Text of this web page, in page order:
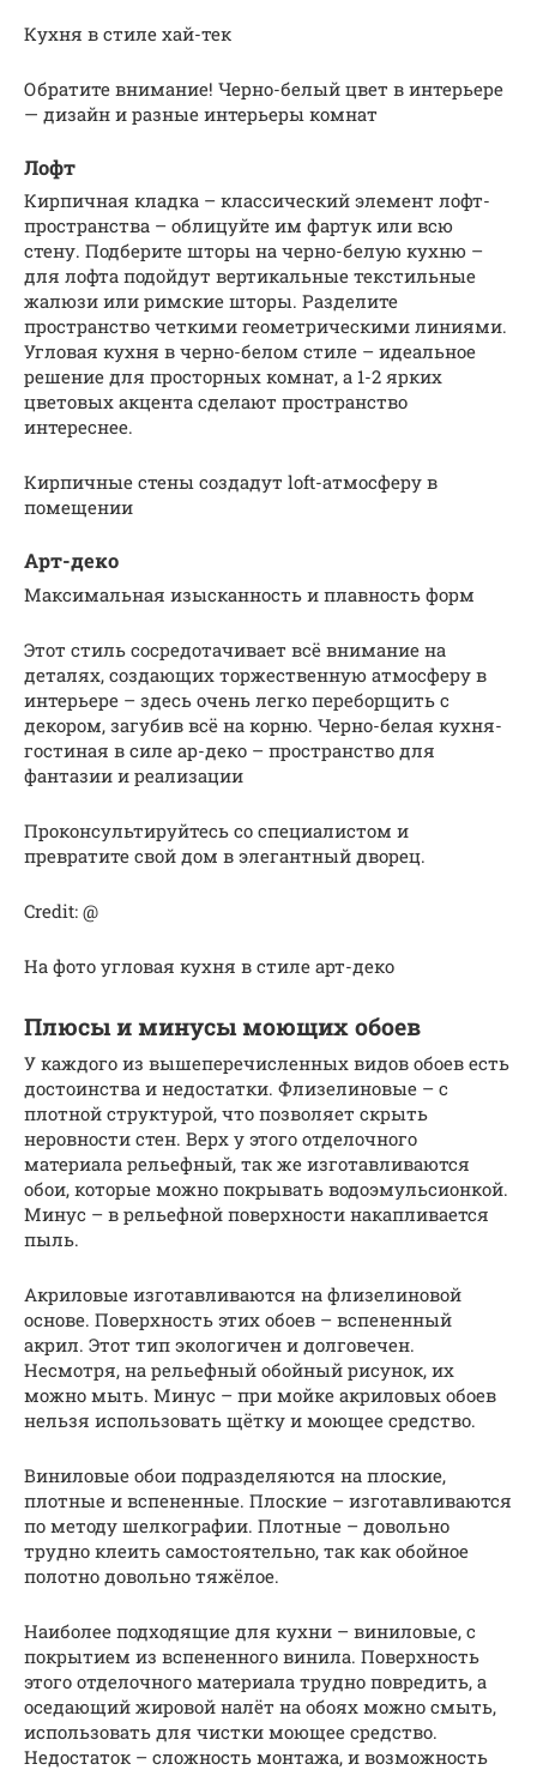
Кухня в стиле хай-тек
Обратите внимание! Черно-белый цвет в интерьере
— дизайн и разные интерьеры комнат
Лофт
Кирпичная кладка – классический элемент лофт-
пространства – облицуйте им фартук или всю
стену. Подберите шторы на черно-белую кухню –
для лофта подойдут вертикальные текстильные
жалюзи или римские шторы. Разделите
пространство четкими геометрическими линиями.
Угловая кухня в черно-белом стиле – идеальное
решение для просторных комнат, а 1-2 ярких
цветовых акцента сделают пространство
интереснее.
Кирпичные стены создадут loft-атмосферу в
помещении
Арт-деко
Максимальная изысканность и плавность форм
Этот стиль сосредотачивает всё внимание на
деталях, создающих торжественную атмосферу в
интерьере – здесь очень легко переборщить с
декором, загубив всё на корню. Черно-белая кухня-
гостиная в силе ар-деко – пространство для
фантазии и реализации
Проконсультируйтесь со специалистом и
превратите свой дом в элегантный дворец.
Credit: @
На фото угловая кухня в стиле арт-деко
Плюсы и минусы моющих обоев
У каждого из вышеперечисленных видов обоев есть
достоинства и недостатки. Флизелиновые – с
плотной структурой, что позволяет скрыть
неровности стен. Верх у этого отделочного
материала рельефный, так же изготавливаются
обои, которые можно покрывать водоэмульсионкой.
Минус – в рельефной поверхности накапливается
пыль.
Акриловые изготавливаются на флизелиновой
основе. Поверхность этих обоев – вспененный
акрил. Этот тип экологичен и долговечен.
Несмотря, на рельефный обойный рисунок, их
можно мыть. Минус – при мойке акриловых обоев
нельзя использовать щётку и моющее средство.
Виниловые обои подразделяются на плоские,
плотные и вспененные. Плоские – изготавливаются
по методу шелкографии. Плотные – довольно
трудно клеить самостоятельно, так как обойное
полотно довольно тяжёлое.
Наиболее подходящие для кухни – виниловые, с
покрытием из вспененного винила. Поверхность
этого отделочного материала трудно повредить, а
оседающий жировой налёт на обоях можно смыть,
использовать для чистки моющее средство.
Недостаток – сложность монтажа, и возможность